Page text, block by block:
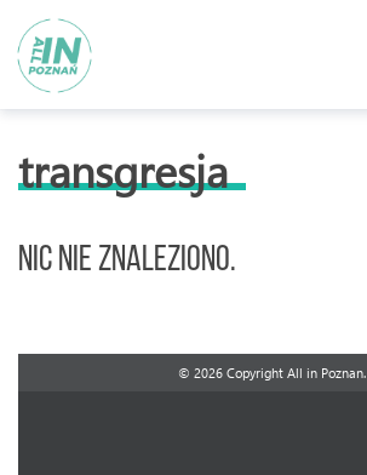
transgresja
Nic nie znaleziono.
© 2026 Copyright All in Poznan.